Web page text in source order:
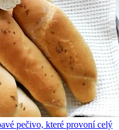
pečivo, které provoní celý